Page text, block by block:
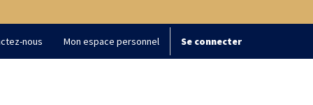
nous Mon espace personnel Se connecter